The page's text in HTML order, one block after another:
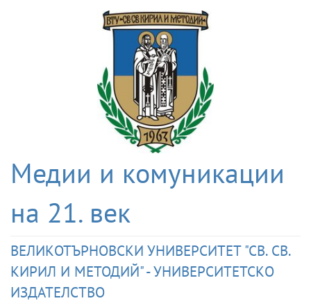
Медии и комуникации
на 21. век
ВЕЛИКОТЪРНОВСКИ УНИВЕРСИТЕТ "СВ. СВ.
КИРИЛ И МЕТОДИЙ" - УНИВЕРСИТЕТСКО
ИЗДАТЕЛСТВО